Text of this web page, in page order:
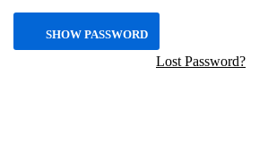
SHOW PASSWORD
Lost Password?